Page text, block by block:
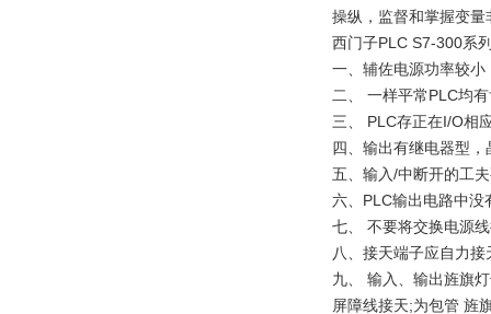
操纵，监督和掌握变量
西门子PLC S7-300系
一、辅佐电源功率较
二、 一样平常PLC均
三、 PLC存正在I/O相
四、输出有继电器型
五、输入/中断开的工
六、PLC输出电路中没
七、 不要将交换电源
八、接天端子应自力
九、 输入、输出旌旗
屏障线接天;为包管 旌